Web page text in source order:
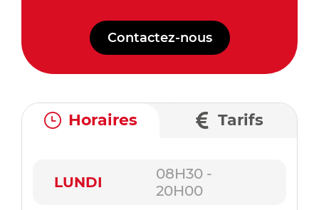
Contactez-nous
Horaires Tarifs
LUNDI
08H30 -
20H00